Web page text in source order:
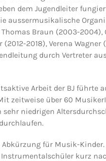
dem Jugendleiter
aussermusikalische
Braun (2003-2004),
2018), Verena
durch Vertreter
Arbeit der BJ führte
zeitweise über 60
niedrigen
für Musik-
kurz